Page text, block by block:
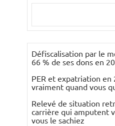
Défiscalisation par le
66 % de ses dons en
PER et expatriation en
vraiment quand vous
Relevé de situation
carrière qui amputent
vous le sachiez